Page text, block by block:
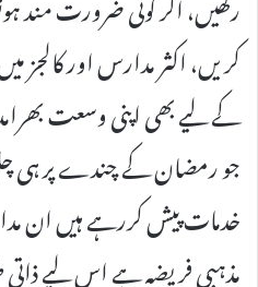
کریں، اکثر مدارس اور کالجز
کے لیے بھی اپنی وسعت
جو رمضان کے چندے پر ہی
خدمات پیش کررہے ہیں ان
مذہبی فریضہ ہے اس لیے